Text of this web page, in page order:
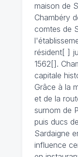
maison de
Chambéry
comtes de
résident[ ]
1562[].
capitale
Grâce à la
et de la
surnom de
puis ducs
Sardaigne
influence